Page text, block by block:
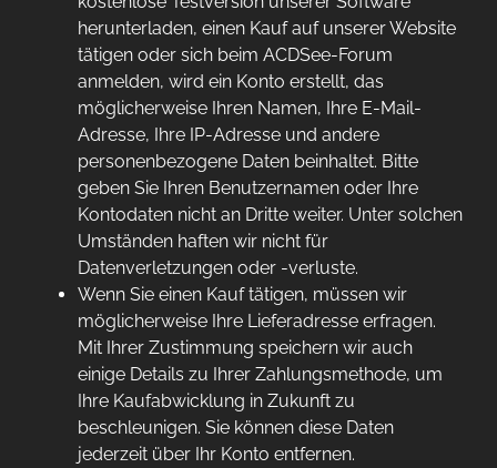
herunterladen, einen Kauf auf unserer Website
tätigen oder sich beim ACDSee-Forum
anmelden, wird ein Konto erstellt, das
möglicherweise Ihren Namen, Ihre E-Mail-
Adresse, Ihre IP-Adresse und andere
personenbezogene Daten beinhaltet. Bitte
geben Sie Ihren Benutzernamen oder Ihre
Kontodaten nicht an Dritte weiter. Unter solchen
Umständen haften wir nicht für
Datenverletzungen oder -verluste.
Wenn Sie einen Kauf tätigen, müssen wir
möglicherweise Ihre Lieferadresse erfragen.
Mit Ihrer Zustimmung speichern wir auch
einige Details zu Ihrer Zahlungsmethode, um
Ihre Kaufabwicklung in Zukunft zu
beschleunigen. Sie können diese Daten
jederzeit über Ihr Konto entfernen.